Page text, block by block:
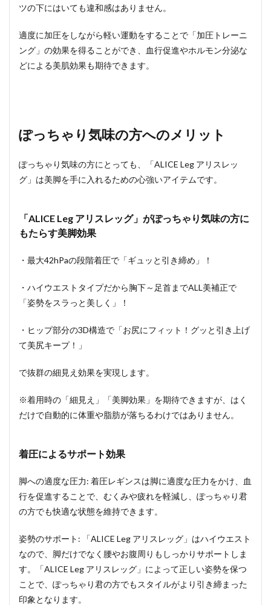
ツの下にはいても違和感はありません。
適度に加圧をしながら軽い運動をすることで「加圧トレーニ
ング」の効果を得ることができ、血行促進やホルモン分泌な
どによる美肌効果も期待できます。
ぽっちゃり気味の方へのメリット
ぽっちゃり気味の方にとっても、「ALICE Leg アリスレッ
グ」は美脚を手に入れるための心強いアイテムです。
「ALICE Leg アリスレッグ」がぽっちゃり気味の方に
もたらす美脚効果
・最大42hPaの段階着圧で「ギュッと引き締め」！
・ハイウエストタイプだから胸下～足首までALL美補正で
「姿勢をスラっと美しく」！
・ヒップ部分の3D構造で「お尻にフィット！グッと引き上げ
て美尻キープ！」
で抜群の細見え効果を実現します。
※着用時の「細見え」「美脚効果」を期待できますが、はく
だけで自動的に体重や脂肪が落ちるわけではありません。
着圧によるサポート効果
脚への適度な圧力: 着圧レギンスは脚に適度な圧力をかけ、血
行を促進することで、むくみや疲れを軽減し、ぽっちゃり君
の方でも快適な状態を維持できます。
姿勢のサポート: 「ALICE Leg アリスレッグ」はハイウエスト
なので、脚だけでなく腰やお腹周りもしっかりサポートしま
す。「ALICE Leg アリスレッグ」によって正しい姿勢を保つ
ことで、ぽっちゃり君の方でもスタイルがより引き締まった
印象となります。